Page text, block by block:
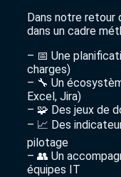
Dans notre retour
dans un cadre
– 📅 Une
charges)
– 🔧 Un
Excel, Jira)
– 🧩 Des jeux de
– 📈 Des
pilotage
– 👥 Un
équipes IT